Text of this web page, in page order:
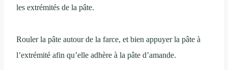
les extrémités de la pâte.
Rouler la pâte autour de la farce, et bien appuyer la pâte à
l’extrémité afin qu’elle adhère à la pâte d’amande.